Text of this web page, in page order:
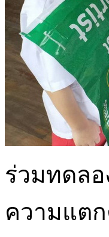
ร่วมทดลอ
ความแต